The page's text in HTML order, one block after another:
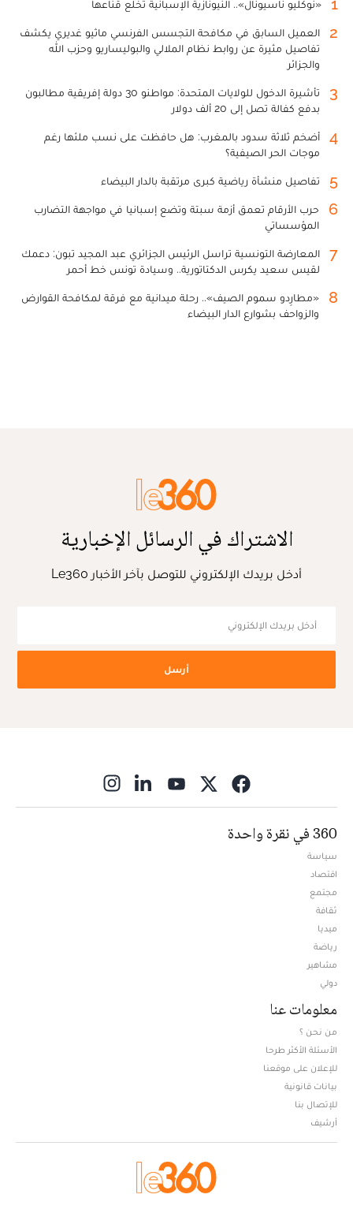
«نوكليو ناسيونال».. النيونازية الإسبانية تخلع قناعها
2
العميل السابق في مكافحة التجسس الفرنسي ماثيو غديري يكشف
تفاصيل مثيرة عن روابط نظام الملالي والبوليساريو وحزب الله
والجزائر
3
تأشيرة الدخول للولايات المتحدة: مواطنو 30 دولة إفريقية مطالبون
بدفع كفالة تصل إلى 20 ألف دولار
4
أضخم ثلاثة سدود بالمغرب: هل حافظت على نسب ملئها رغم
موجات الحر الصيفية؟
5 تفاصيل منشأة رياضية كبرى مرتقبة بالدار البيضاء
6
حرب الأرقام تعمق أزمة سبتة وتضع إسبانيا في مواجهة التضارب
المؤسساتي
7
المعارضة التونسية تراسل الرئيس الجزائري عبد المجيد تبون: دعمك
لقيس سعيد يكرس الدكتاتورية.. وسيادة تونس خط أحمر
8
«مطارِدو سموم الصيف».. رحلة ميدانية مع فرقة لمكافحة القوارض
والزواحف بشوارع الدار البيضاء
الاشتراك في الرسائل الإخبارية
أدخل بريدك الإلكتروني للتوصل بآخر الأخبار Le360
أرسل
360 في نقرة واحدة
سياسة
اقتصاد
مجتمع
ثقافة
ميديا
رياضة
مشاهير
دولي
معلومات عنا
من نحن ؟
الأسئلة الأكثر طرحا
للإعلان على موقعنا
بيانات قانونية
للإتصال بنا
أرشيف